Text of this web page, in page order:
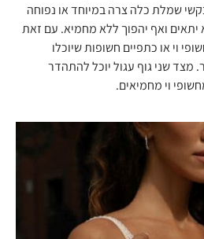
שמלת כלה צרה במיוחד או נפוחה
יתאים ואף יהפוך ללא מחמיא. עם זאת
וי או כתפיים חשופות שיוכלו
מצד שני גוף עגול יוכל להתהדר
וי מחמיאים.